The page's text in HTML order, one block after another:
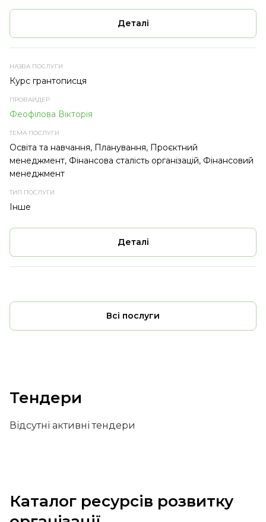
Деталі
Курс грантописця
Феофілова Вікторія
Освіта та навчання, Планування, Проєктний
менеджмент, Фінансова сталість організацій, Фінансовий
менеджмент
Інше
Деталі
Всі послуги
Тендери
Відсутні активні тендери
Каталог ресурсів розвитку